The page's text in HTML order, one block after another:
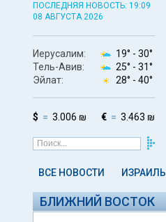
ПОСЛЕДНЯЯ НОВОСТЬ: 19:09
08 АВГУСТА 2026
Иерусалим: 19° - 30°
Тель-Авив:
25° - 31°
Эйлат:
28° - 40°
$ 3.006 ₪ € 3.463 ₪
ВСЕ НОВОСТИ ИЗРАИЛЬ
БЛИЖНИЙ ВОСТОК